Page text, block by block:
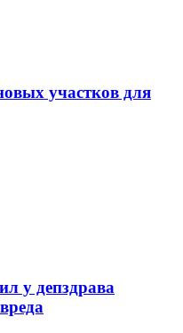
участков для
у депздрава